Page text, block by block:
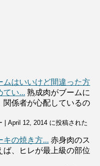
ムはいいけど間違った方
てい... 熟成肉がブームに
関係者が心配しているの
April 12, 2014 に投稿された
キの焼き方... 赤身肉のス
ば、ヒレが最上級の部位